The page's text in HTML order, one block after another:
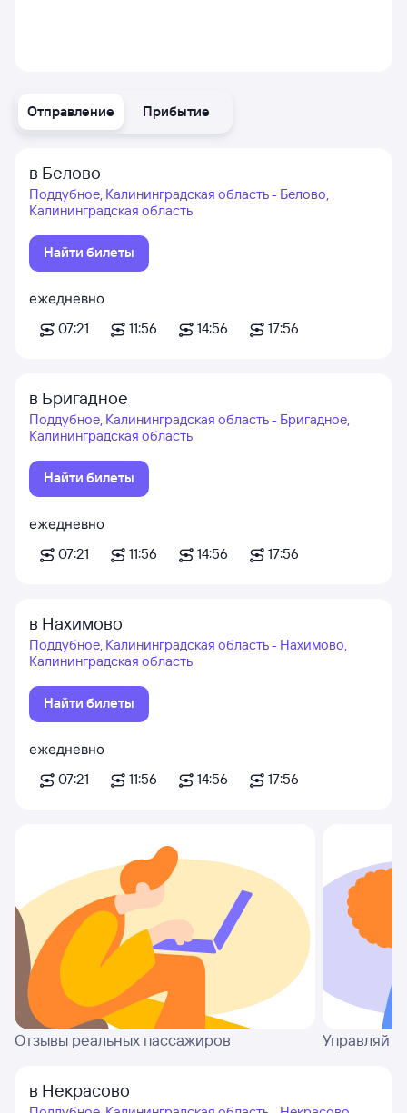
Отправление Прибытие
в Белово
Поддубное, Калининградская область - Белово,
Калининградская область
Найти билеты
ежедневно
07:21
11:56 14:56 17:56
в Бригадное
Поддубное, Калининградская область - Бригадное,
Калининградская область
Найти билеты
ежедневно
07:21
11:56 14:56 17:56
в Нахимово
Поддубное, Калининградская область - Нахимово,
Калининградская область
Найти билеты
ежедневно
07:21
11:56 14:56 17:56
Отзывы реальных пассажиров
в Некрасово